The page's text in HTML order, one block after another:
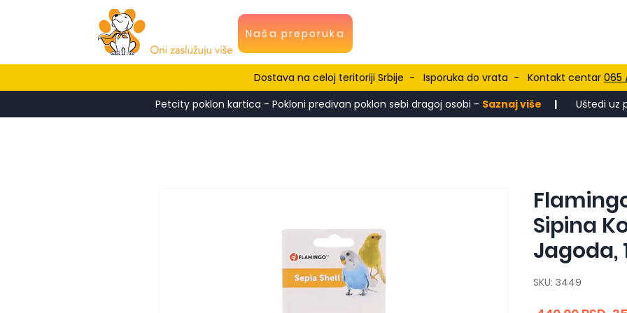
Naša preporuka
Dostava na celoj teritoriji Srbije - Isporuka do vrata - Kontakt centar 065
Petcity poklon kartica - Pokloni predivan poklon sebi dragoj osobi - Saznaj više | Uštedi uz
Sipina
Jagoda,
SKU: 3449